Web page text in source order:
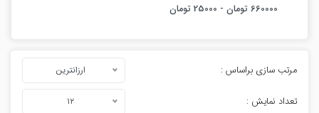
مرتب سازی براساس : ارزانترین
تعداد نمایش : ۱۲